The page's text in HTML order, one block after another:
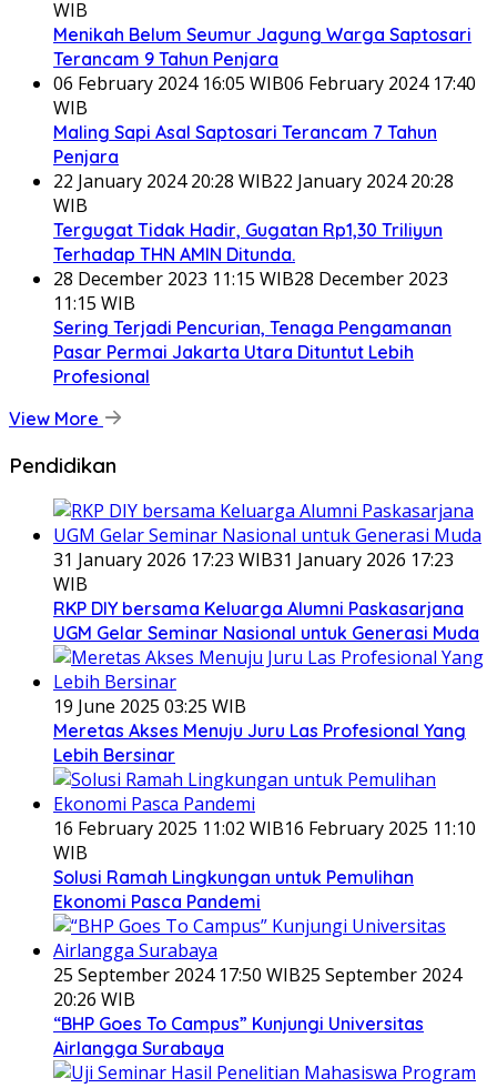
WIB
Menikah Belum Seumur Jagung Warga Saptosari
Terancam 9 Tahun Penjara
06 February 2024 16:05 WIB06 February 2024 17:40
WIB
Maling Sapi Asal Saptosari Terancam 7 Tahun
Penjara
22 January 2024 20:28 WIB22 January 2024 20:28
WIB
Tergugat Tidak Hadir, Gugatan Rp1,30 Triliyun
Terhadap THN AMIN Ditunda.
28 December 2023 11:15 WIB28 December 2023
11:15 WIB
Sering Terjadi Pencurian, Tenaga Pengamanan
Pasar Permai Jakarta Utara Dituntut Lebih
Profesional
View More
Pendidikan
31 January 2026 17:23 WIB31 January 2026 17:23
WIB
RKP DIY bersama Keluarga Alumni Paskasarjana
UGM Gelar Seminar Nasional untuk Generasi Muda
19 June 2025 03:25 WIB
Meretas Akses Menuju Juru Las Profesional Yang
Lebih Bersinar
16 February 2025 11:02 WIB16 February 2025 11:10
WIB
Solusi Ramah Lingkungan untuk Pemulihan
Ekonomi Pasca Pandemi
25 September 2024 17:50 WIB25 September 2024
20:26 WIB
“BHP Goes To Campus” Kunjungi Universitas
Airlangga Surabaya